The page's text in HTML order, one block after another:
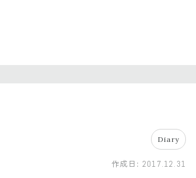
Diary
作成日: 2017.12.31